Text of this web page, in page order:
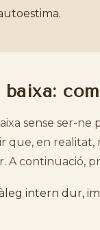
sense ser-
en realitat,
A continuació,
intern dur,